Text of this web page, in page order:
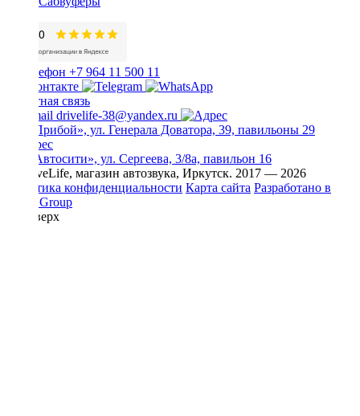
+7 964 11 500 11
Обратная связь
drivelife-38@yandex.ru
ТЦ «Прибой», ул. Генерала Доватора, 39, павильоны 29
ТЦ «Автосити», ул. Сергеева, 3/8а, павильон 16
© DriveLife, магазин автозвука, Иркутск. 2017 — 2026
Политика конфиденциальности Карта сайта Разработано в
Prime Group